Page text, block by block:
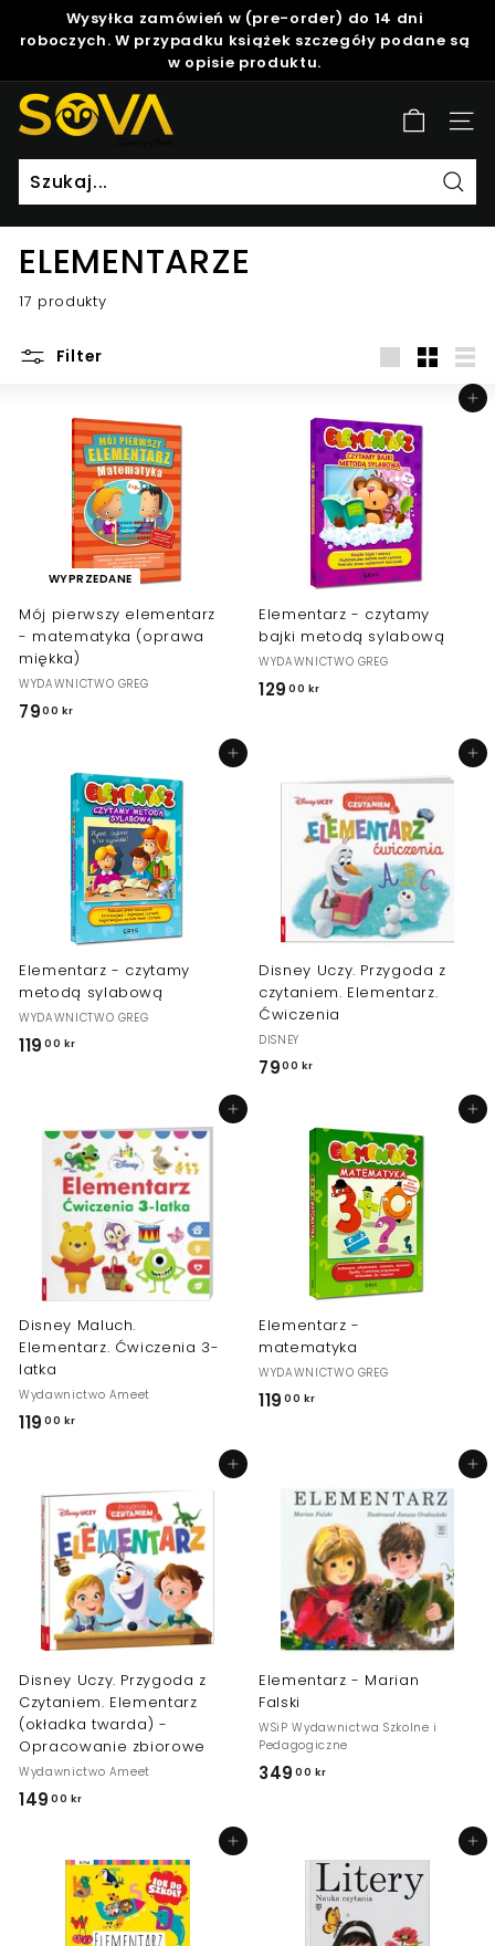
Pause
slideshow
Wysyłka zamówień w (pre-order) do 14 dni
roboczych. W przypadku książek szczegóły podane są
w opisie produktu.
S
o
v
a
ELEMENTARZE
17 produkty
Filter
WYPRZEDANE
Mój pierwszy elementarz
- matematyka (oprawa
miękka)
WYDAWNICTWO GREG
7900 kr
0
0
k
r
Dodaj do koszyka
Elementarz - czytamy
bajki metodą sylabową
WYDAWNICTWO GREG
129 00 kr
0
0
k
r
Dodaj do koszyka
Elementarz - czytamy
metodą sylabową
WYDAWNICTWO GREG
119 00 kr
,
0
0
k
r
Dodaj do koszyka
Disney Uczy. Przygoda z
czytaniem. Elementarz.
Ćwiczenia
DISNEY
7900 kr
0
0
k
r
Dodaj do koszyka
Disney Maluch.
Elementarz. Ćwiczenia 3-
latka
Wydawnictwo Ameet
119 00 kr
,
0
0
k
r
Dodaj do koszyka
Elementarz -
matematyka
WYDAWNICTWO GREG
119 00 kr
0
0
k
r
Dodaj do koszyka
Disney Uczy. Przygoda z
Czytaniem. Elementarz
(okładka twarda) -
Opracowanie zbiorowe
Wydawnictwo Ameet
149 00 kr
,
0
0
Dodaj do koszyka
Elementarz - Marian
Falski
WSiP Wydawnictwa Szkolne i
Pedagogiczne
349 00 kr
0
0
k
Dodaj do koszyka Dodaj do koszyka